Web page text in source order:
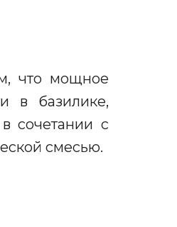
что мощное
в базилике,
сочетании с
смесью.